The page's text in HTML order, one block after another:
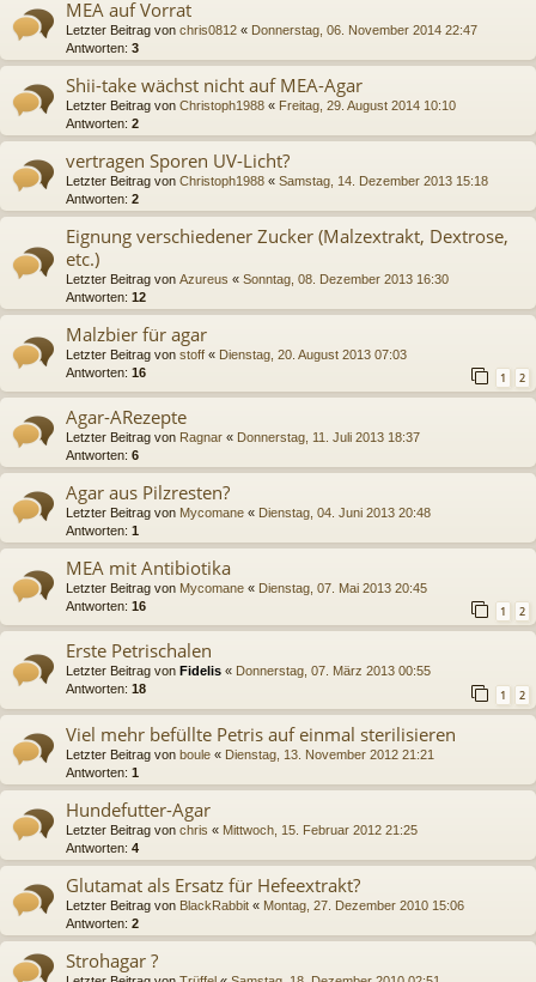
MEA auf Vorrat
Letzter Beitrag von chris0812 « Donnerstag, 06. November 2014 22:47
Antworten: 3
Shii-take wächst nicht auf MEA-Agar
Letzter Beitrag von Christoph1988 « Freitag, 29. August 2014 10:10
Antworten: 2
vertragen Sporen UV-Licht?
Letzter Beitrag von Christoph1988 « Samstag, 14. Dezember 2013 15:18
Antworten: 2
Eignung verschiedener Zucker (Malzextrakt, Dextrose,
etc.)
Letzter Beitrag von Azureus « Sonntag, 08. Dezember 2013 16:30
Antworten: 12
Malzbier für agar
Letzter Beitrag von stoff « Dienstag, 20. August 2013 07:03
Antworten: 16 1 2
Agar-ARezepte
Letzter Beitrag von Ragnar « Donnerstag, 11. Juli 2013 18:37
Antworten: 6
Agar aus Pilzresten?
Letzter Beitrag von Mycomane « Dienstag, 04. Juni 2013 20:48
Antworten: 1
MEA mit Antibiotika
Letzter Beitrag von Mycomane « Dienstag, 07. Mai 2013 20:45
Antworten: 16 1 2
Erste Petrischalen
Letzter Beitrag von Fidelis « Donnerstag, 07. März 2013 00:55
Antworten: 18 1 2
Viel mehr befüllte Petris auf einmal sterilisieren
Letzter Beitrag von boule « Dienstag, 13. November 2012 21:21
Antworten: 1
Hundefutter-Agar
Letzter Beitrag von chris « Mittwoch, 15. Februar 2012 21:25
Antworten: 4
Glutamat als Ersatz für Hefeextrakt?
Letzter Beitrag von BlackRabbit « Montag, 27. Dezember 2010 15:06
Antworten: 2
Strohagar ?